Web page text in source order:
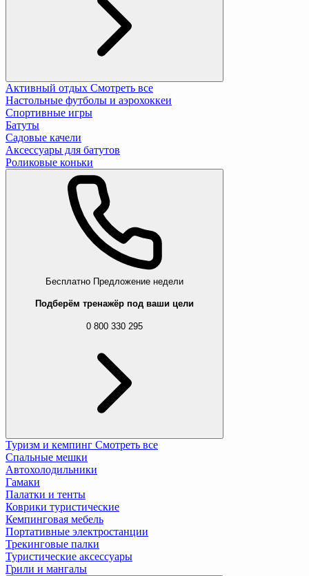
Активный отдых Смотреть все
Настольные футболы и аэрохоккеи
Спортивные игры
Батуты
Садовые качели
Аксессуары для батутов
Роликовые коньки
Бесплатно Предложение недели
Подберём тренажёр под ваши цели
0 800 330 295
Туризм и кемпинг Смотреть все
Спальные мешки
Автохолодильники
Гамаки
Палатки и тенты
Коврики туристические
Кемпинговая мебель
Портативные электростанции
Трекинговые палки
Туристические аксессуары
Грили и мангалы